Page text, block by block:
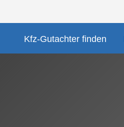
Kfz-Gutachter finden